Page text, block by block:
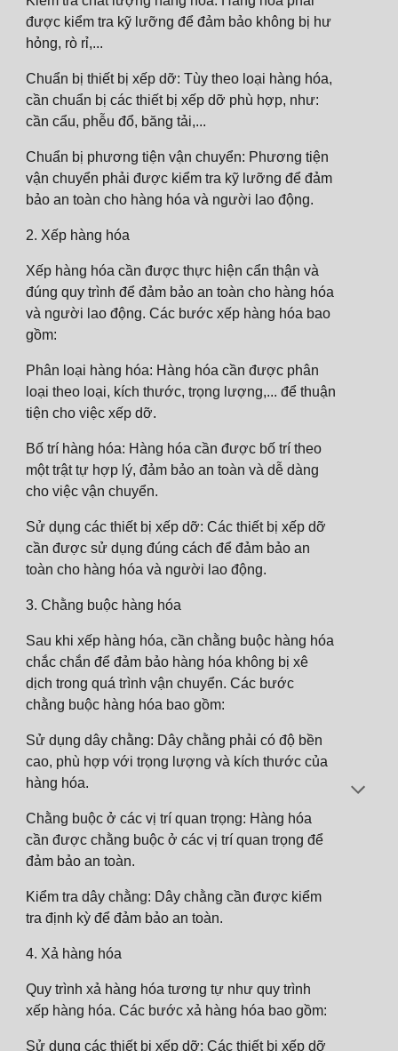
được kiểm tra kỹ lưỡng để đảm bảo không bị hư
hỏng, rò rỉ,...
Chuẩn bị thiết bị xếp dỡ: Tùy theo loại hàng hóa,
cần chuẩn bị các thiết bị xếp dỡ phù hợp, như:
cần cẩu, phễu đổ, băng tải,...
Chuẩn bị phương tiện vận chuyển: Phương tiện
vận chuyển phải được kiểm tra kỹ lưỡng để đảm
bảo an toàn cho hàng hóa và người lao động.
2. Xếp hàng hóa
Xếp hàng hóa cần được thực hiện cẩn thận và
đúng quy trình để đảm bảo an toàn cho hàng hóa
và người lao động. Các bước xếp hàng hóa bao
gồm:
Phân loại hàng hóa: Hàng hóa cần được phân
loại theo loại, kích thước, trọng lượng,... để thuận
tiện cho việc xếp dỡ.
Bố trí hàng hóa: Hàng hóa cần được bố trí theo
một trật tự hợp lý, đảm bảo an toàn và dễ dàng
cho việc vận chuyển.
Sử dụng các thiết bị xếp dỡ: Các thiết bị xếp dỡ
cần được sử dụng đúng cách để đảm bảo an
toàn cho hàng hóa và người lao động.
3. Chằng buộc hàng hóa
Sau khi xếp hàng hóa, cần chằng buộc hàng hóa
chắc chắn để đảm bảo hàng hóa không bị xê
dịch trong quá trình vận chuyển. Các bước
chằng buộc hàng hóa bao gồm:
Sử dụng dây chằng: Dây chằng phải có độ bền
cao, phù hợp với trọng lượng và kích thước của
hàng hóa.
Chằng buộc ở các vị trí quan trọng: Hàng hóa
cần được chằng buộc ở các vị trí quan trọng để
đảm bảo an toàn.
Kiểm tra dây chằng: Dây chằng cần được kiểm
tra định kỳ để đảm bảo an toàn.
4. Xả hàng hóa
Quy trình xả hàng hóa tương tự như quy trình
xếp hàng hóa. Các bước xả hàng hóa bao gồm:
Sử dụng các thiết bị xếp dỡ: Các thiết bị xếp dỡ